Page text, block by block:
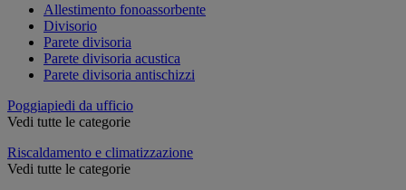
Allestimento fonoassorbente
Divisorio
Parete divisoria
Parete divisoria acustica
Parete divisoria antischizzi
Poggiapiedi da ufficio
Vedi tutte le categorie
Riscaldamento e climatizzazione
Vedi tutte le categorie